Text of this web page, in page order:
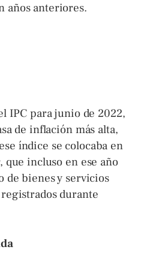
años anteriores.
IPC para junio de 2022,
de inflación más alta,
índice se colocaba en
que incluso en ese año
de bienes y servicios
durante